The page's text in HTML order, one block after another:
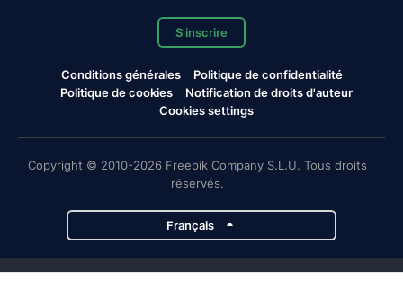
S'inscrire
Conditions générales
Politique de confidentialité
Politique de cookies
Notification de droits d'auteur
Cookies settings
Copyright © 2010-2026 Freepik Company S.L.U. Tous droits
réservés.
Français